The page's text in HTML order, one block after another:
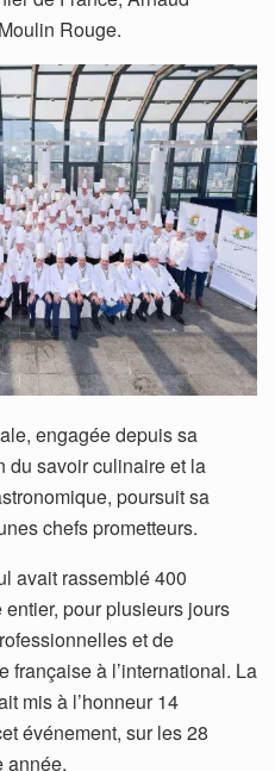
Rouge.
engagée depuis sa
du savoir culinaire et la
poursuit sa
chefs prometteurs.
avait rassemblé 400
pour plusieurs jours
et de
française à l’international. La
mis à l’honneur 14
événement, sur les 28
année.